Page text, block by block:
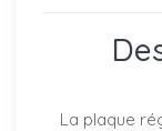
La plaque